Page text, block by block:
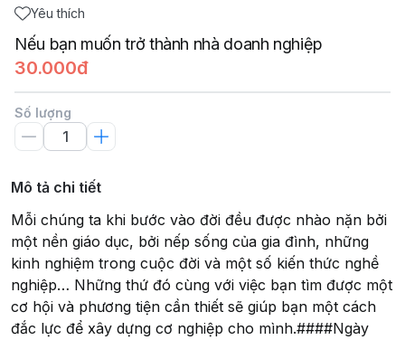
Yêu thích
Nếu bạn muốn trở thành nhà doanh nghiệp
30.000đ
Số lượng
Mô tả chi tiết
Mỗi chúng ta khi bước vào đời đều được nhào nặn bởi
một nền giáo dục, bởi nếp sống của gia đình, những
kinh nghiệm trong cuộc đời và một số kiến thức nghề
nghiệp… Những thứ đó cùng với việc bạn tìm được một
cơ hội và phương tiện cần thiết sẽ giúp bạn một cách
đắc lực để xây dựng cơ nghiệp cho mình.####Ngày